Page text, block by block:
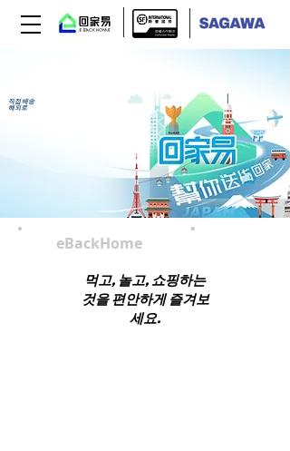
직접 배송
해외로
eBackHome
먹고, 놀고, 쇼핑하는
것을 편안하게 즐겨보
세요.